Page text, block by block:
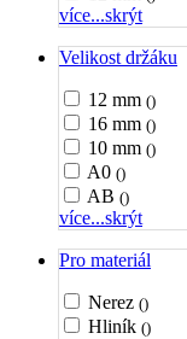
více...skrýt
Velikost držáku
12 mm ()
16 mm ()
10 mm ()
A0 ()
AB ()
více...skrýt
Pro materiál
Nerez ()
Hliník ()